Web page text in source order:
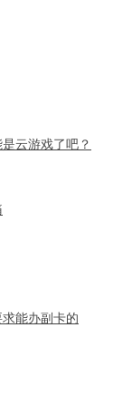
云游戏了吧？
能办副卡的